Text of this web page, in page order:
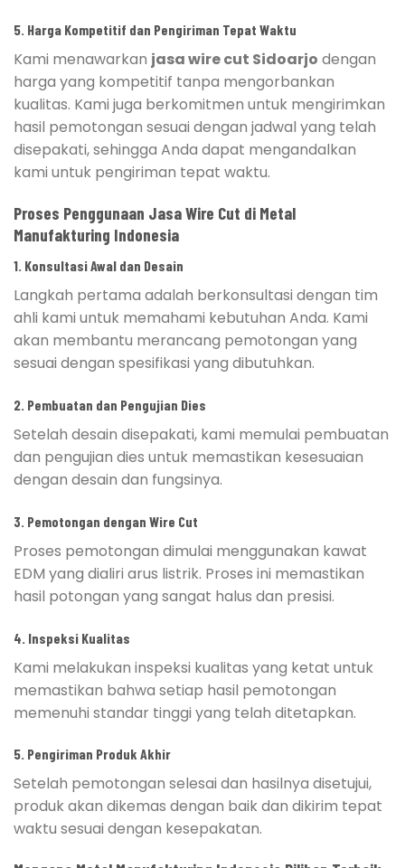
5. Harga Kompetitif dan Pengiriman Tepat Waktu
Kami menawarkan jasa wire cut Sidoarjo dengan
harga yang kompetitif tanpa mengorbankan
kualitas. Kami juga berkomitmen untuk mengirimkan
hasil pemotongan sesuai dengan jadwal yang telah
disepakati, sehingga Anda dapat mengandalkan
kami untuk pengiriman tepat waktu.
Proses Penggunaan Jasa Wire Cut di Metal
Manufakturing Indonesia
1. Konsultasi Awal dan Desain
Langkah pertama adalah berkonsultasi dengan tim
ahli kami untuk memahami kebutuhan Anda. Kami
akan membantu merancang pemotongan yang
sesuai dengan spesifikasi yang dibutuhkan.
2. Pembuatan dan Pengujian Dies
Setelah desain disepakati, kami memulai pembuatan
dan pengujian dies untuk memastikan kesesuaian
dengan desain dan fungsinya.
3. Pemotongan dengan Wire Cut
Proses pemotongan dimulai menggunakan kawat
EDM yang dialiri arus listrik. Proses ini memastikan
hasil potongan yang sangat halus dan presisi.
4. Inspeksi Kualitas
Kami melakukan inspeksi kualitas yang ketat untuk
memastikan bahwa setiap hasil pemotongan
memenuhi standar tinggi yang telah ditetapkan.
5. Pengiriman Produk Akhir
Setelah pemotongan selesai dan hasilnya disetujui,
produk akan dikemas dengan baik dan dikirim tepat
waktu sesuai dengan kesepakatan.